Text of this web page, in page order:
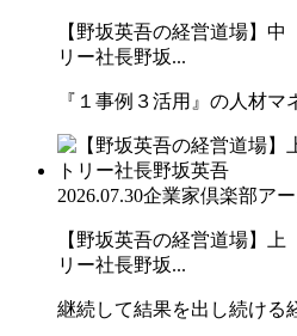
【野坂英吾の経営道場】
リー社長野坂...
『１事例３活用』の人材マ
2026.07.30企業家倶楽部ア
【野坂英吾の経営道場】
リー社長野坂...
継続して結果を出し続ける